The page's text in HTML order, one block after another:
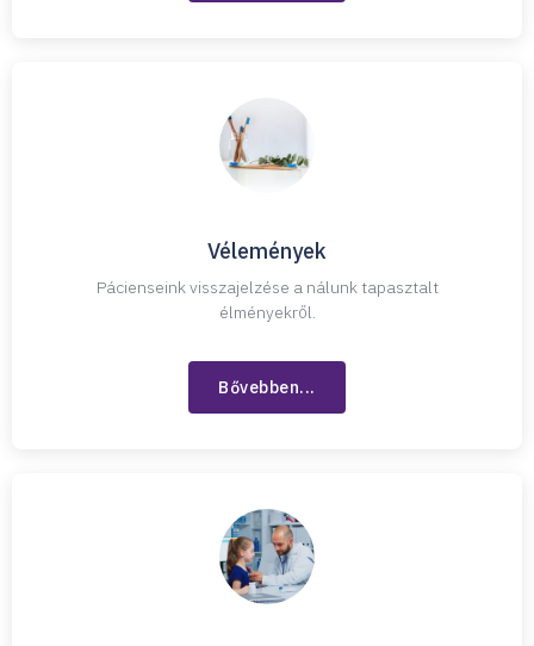
Vélemények
Pácienseink visszajelzése a nálunk tapasztalt
élményekről.
Bővebben...